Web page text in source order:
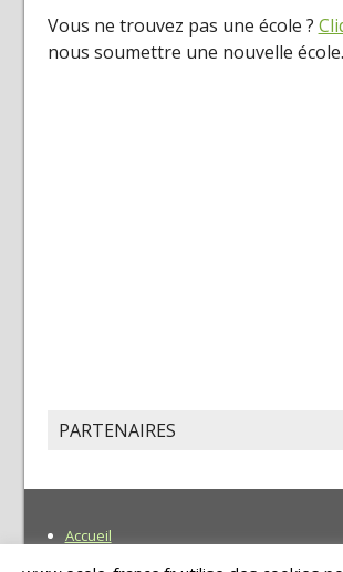
Vous ne trouvez pas une école ?
nous soumettre une nouvelle école.
PARTENAIRES
Accueil